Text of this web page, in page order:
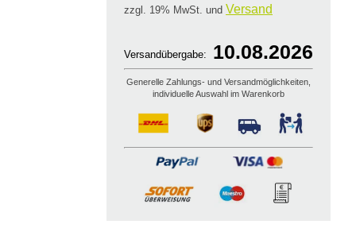
zzgl. 19% MwSt. und Versand
Versandübergabe: 10.08.2026
Generelle Zahlungs- und Versandmöglichkeiten,
individuelle Auswahl im Warenkorb